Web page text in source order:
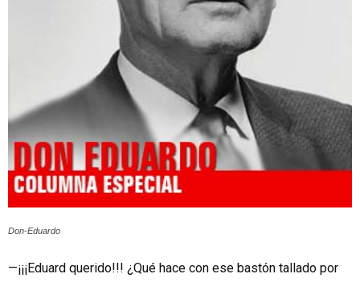
Don-Eduardo
—¡¡¡Eduard querido!!! ¿Qué hace con ese bastón tallado por